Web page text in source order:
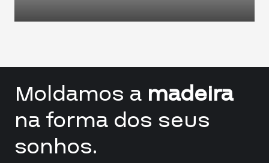
Moldamos a madeira
na forma dos seus
sonhos.